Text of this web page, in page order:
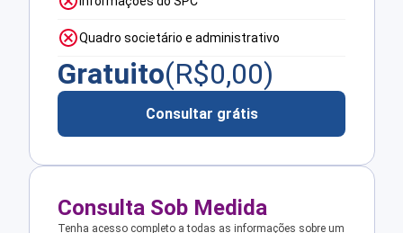
Quadro societário e administrativo
Gratuito(R$0,00)
Consultar grátis
Consulta Sob Medida
Tenha acesso completo a todas as informações sobre um